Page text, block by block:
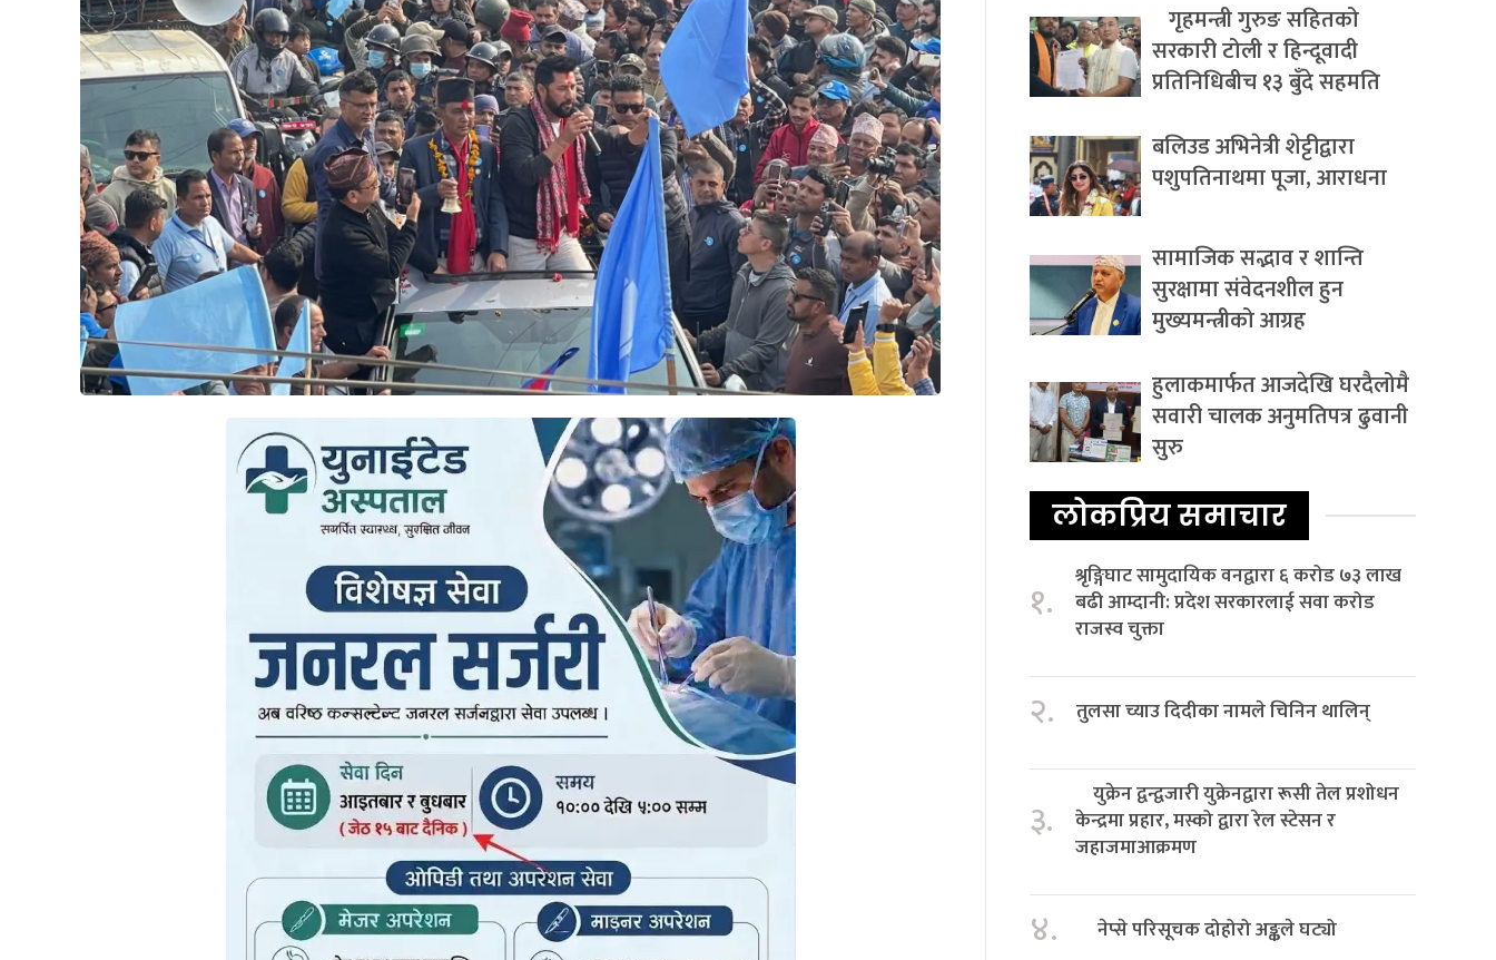
गृहमन्त्री गुरुङ सहितको
सरकारी टोली र हिन्दूवादी
प्रतिनिधिबीच १३ बुँदे सहमति
बलिउड अभिनेत्री शेट्टीद्वारा
पशुपतिनाथमा पूजा, आराधना
सामाजिक सद्भाव र शान्ति
सुरक्षामा संवेदनशील हुन
मुख्यमन्त्रीको आग्रह
हुलाकमार्फत आजदेखि घरदैलोमै
सवारी चालक अनुमतिपत्र ढुवानी
सुरु
लोकप्रिय समाचार
१.
श्रृङ्गिघाट सामुदायिक वनद्वारा ६ करोड ७३ लाख
बढी आम्दानी: प्रदेश सरकारलाई सवा करोड
राजस्व चुक्ता
२. तुलसा च्याउ दिदीका नामले चिनिन थालिन्
३.
युक्रेन द्वन्द्वजारी युक्रेनद्वारा रूसी तेल प्रशोधन
केन्द्रमा प्रहार, मस्को द्वारा रेल स्टेसन र
जहाजमाआक्रमण
४. नेप्से परिसूचक दोहोरो अङ्कले घट्यो